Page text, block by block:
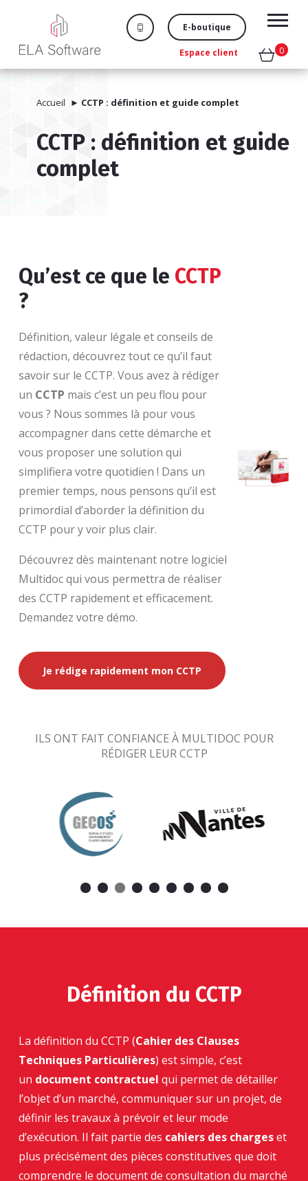
E-boutique
0
Espace client
Accueil ► CCTP : définition et guide complet
CCTP : définition et guide
complet
Qu’est ce que le CCTP
?
Définition, valeur légale et conseils de
rédaction, découvrez tout ce qu’il faut
savoir sur le CCTP. Vous avez à rédiger
un CCTP mais c’est un peu flou pour
vous ? Nous sommes là pour vous
accompagner dans cette démarche et
vous proposer une solution qui
simplifiera votre quotidien ! Dans un
premier temps, nous pensons qu’il est
primordial d’aborder la définition du
CCTP pour y voir plus clair.
Découvrez dès maintenant notre logiciel
Multidoc qui vous permettra de réaliser
des CCTP rapidement et efficacement.
Demandez votre démo.
Je rédige rapidement mon CCTP
ILS ONT FAIT CONFIANCE À MULTIDOC POUR
RÉDIGER LEUR CCTP
Définition du CCTP
La définition du CCTP (Cahier des Clauses
Techniques Particulières) est simple, c’est
un document contractuel qui permet de détailler
l’objet d’un marché, communiquer sur un projet, de
définir les travaux à prévoir et leur mode
d’exécution. Il fait partie des cahiers des chargeset
plus précisément des pièces constitutives que doit
comprendre le document de consultation du marché